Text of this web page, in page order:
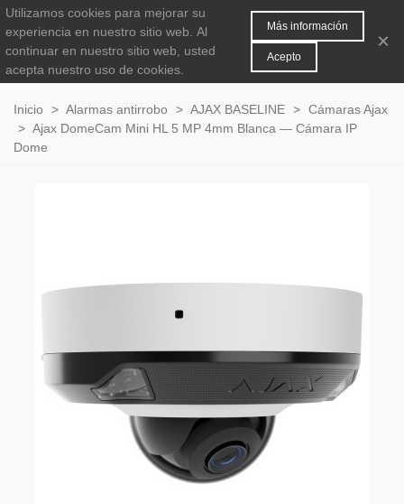
0
Inicio > Alarmas antirrobo > AJAX BASELINE > Cámaras Ajax
> Ajax DomeCam Mini HL 5 MP 4mm Blanca — Cámara IP
Dome
Utilizamos cookies para mejorar su
experiencia en nuestro sitio web. Al
continuar en nuestro sitio web, usted
acepta nuestro uso de cookies.
Más información
Acepto
×